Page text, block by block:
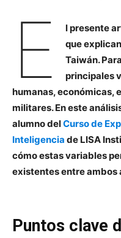
E
l presente
que
Taiwán.
principales
humanas, económicas,
militares. En este
alumno delCurso de
Inteligencia de LISA
cómo estas variables
existentes entre ambos
Puntos clave